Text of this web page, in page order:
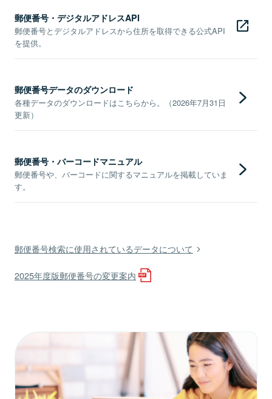
郵便番号・デジタルアドレスAPI
郵便番号とデジタルアドレスから住所を取得できる公式API
を提供。
郵便番号データのダウンロード
各種データのダウンロードはこちらから。（2026年7月31日
更新）
郵便番号・バーコードマニュアル
郵便番号や、バーコードに関するマニュアルを掲載していま
す。
郵便番号検索に使用されているデータについて
2025年度版郵便番号の変更案内